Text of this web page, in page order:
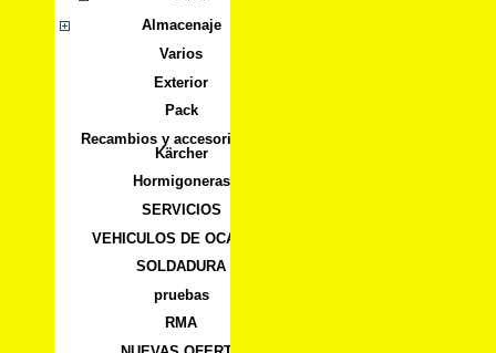
Almacenaje
Varios
Exterior
Pack
Recambios y accesorios para
Kärcher
Hormigoneras
SERVICIOS
VEHICULOS DE OCASION
SOLDADURA
pruebas
RMA